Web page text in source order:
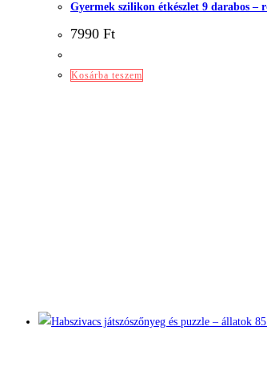
variációja
Gyermek szilikon étkészlet 9 darabos –
7990 Ft
Kosárba teszem